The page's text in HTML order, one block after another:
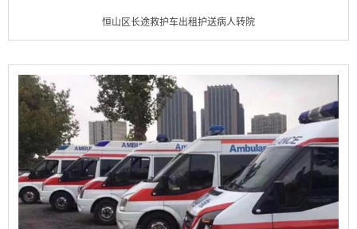
恒山区长途救护车出租护送病人转院